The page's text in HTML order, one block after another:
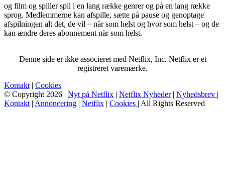
og film og spiller spil i en lang række genrer og på en lang række
sprog. Medlemmerne kan afspille, sætte på pause og genoptage
afspilningen alt det, de vil – når som helst og hvor som helst – og de
kan ændre deres abonnement når som helst.
Denne side er ikke associeret med Netflix, Inc. Netflix er et
registreret varemærke.
Kontakt | Cookies
© Copyright 2026 | Nyt på Netflix | Netflix Nyheder| Nyhedsbrev |
Kontakt | Annoncering | Netflix | Cookies | All Rights Reserved